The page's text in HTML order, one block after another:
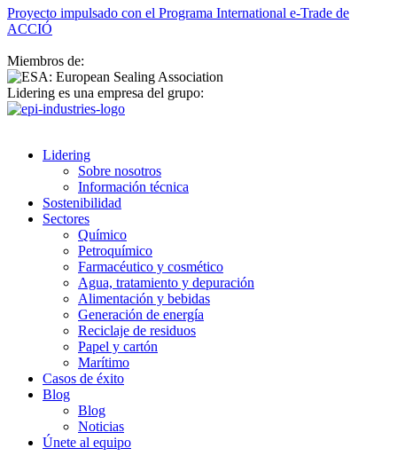
Proyecto impulsado con el Programa International e-Trade de
ACCIÓ
Miembros de:
Lidering es una empresa del grupo:
Lidering
Sobre nosotros
Información técnica
Sostenibilidad
Sectores
Químico
Petroquímico
Farmacéutico y cosmético
Agua, tratamiento y depuración
Alimentación y bebidas
Generación de energía
Reciclaje de residuos
Papel y cartón
Marítimo
Casos de éxito
Blog
Blog
Noticias
Únete al equipo